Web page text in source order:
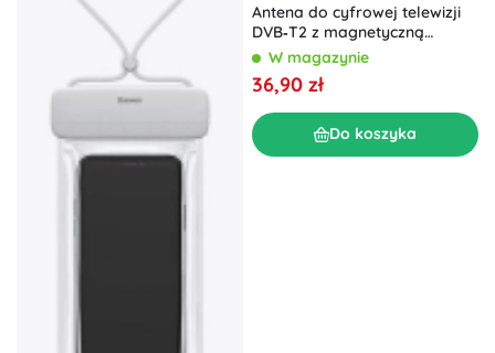
Antena do cyfrowej telewizji
DVB‑T2 z magnetyczną
podstawą
W magazynie
36,90 zł
Do koszyka